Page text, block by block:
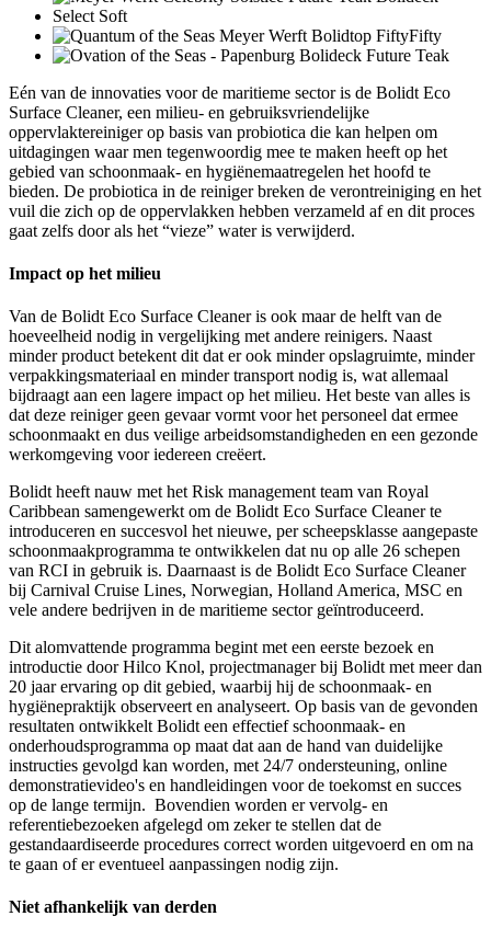
Eén van de innovaties voor de maritieme sector is de Bolidt Eco
Surface Cleaner, een milieu- en gebruiksvriendelijke
oppervlaktereiniger op basis van probiotica die kan helpen om
uitdagingen waar men tegenwoordig mee te maken heeft op het
gebied van schoonmaak- en hygiënemaatregelen het hoofd te
bieden. De probiotica in de reiniger breken de verontreiniging en het
vuil die zich op de oppervlakken hebben verzameld af en dit proces
gaat zelfs door als het “vieze” water is verwijderd.
Impact op het milieu
Van de Bolidt Eco Surface Cleaner is ook maar de helft van de
hoeveelheid nodig in vergelijking met andere reinigers. Naast
minder product betekent dit dat er ook minder opslagruimte, minder
verpakkingsmateriaal en minder transport nodig is, wat allemaal
bijdraagt aan een lagere impact op het milieu. Het beste van alles is
dat deze reiniger geen gevaar vormt voor het personeel dat ermee
schoonmaakt en dus veilige arbeidsomstandigheden en een gezonde
werkomgeving voor iedereen creëert.
Bolidt heeft nauw met het Risk management team van Royal
Caribbean samengewerkt om de Bolidt Eco Surface Cleaner te
introduceren en succesvol het nieuwe, per scheepsklasse aangepaste
schoonmaakprogramma te ontwikkelen dat nu op alle 26 schepen
van RCI in gebruik is. Daarnaast is de Bolidt Eco Surface Cleaner
bij Carnival Cruise Lines, Norwegian, Holland America, MSC en
vele andere bedrijven in de maritieme sector geïntroduceerd.
Dit alomvattende programma begint met een eerste bezoek en
introductie door Hilco Knol, projectmanager bij Bolidt met meer dan
20 jaar ervaring op dit gebied, waarbij hij de schoonmaak- en
hygiënepraktijk observeert en analyseert. Op basis van de gevonden
resultaten ontwikkelt Bolidt een effectief schoonmaak- en
onderhoudsprogramma op maat dat aan de hand van duidelijke
instructies gevolgd kan worden, met 24/7 ondersteuning, online
demonstratievideo's en handleidingen voor de toekomst en succes
op de lange termijn. Bovendien worden er vervolg- en
referentiebezoeken afgelegd om zeker te stellen dat de
gestandaardiseerde procedures correct worden uitgevoerd en om na
te gaan of er eventueel aanpassingen nodig zijn.
Niet afhankelijk van derden